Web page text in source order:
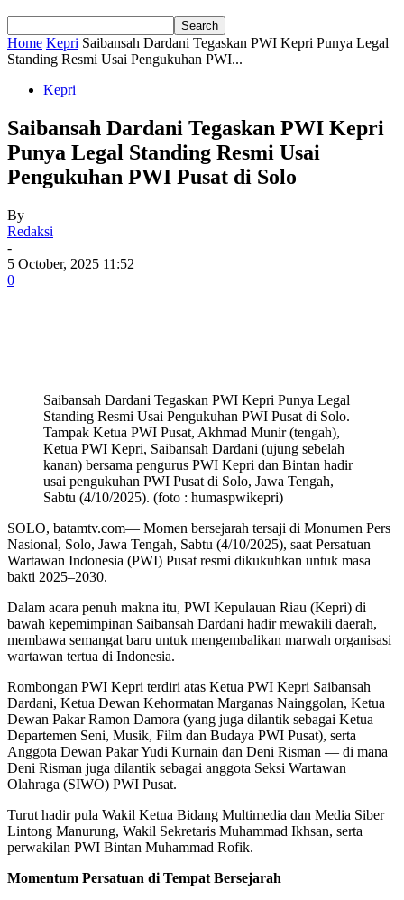
Home Kepri Saibansah Dardani Tegaskan PWI Kepri Punya Legal
Standing Resmi Usai Pengukuhan PWI...
Kepri
Saibansah Dardani Tegaskan PWI Kepri
Punya Legal Standing Resmi Usai
Pengukuhan PWI Pusat di Solo
By
Redaksi
-
5 October, 2025 11:52
0
Saibansah Dardani Tegaskan PWI Kepri Punya Legal
Standing Resmi Usai Pengukuhan PWI Pusat di Solo.
Tampak Ketua PWI Pusat, Akhmad Munir (tengah),
Ketua PWI Kepri, Saibansah Dardani (ujung sebelah
kanan) bersama pengurus PWI Kepri dan Bintan hadir
usai pengukuhan PWI Pusat di Solo, Jawa Tengah,
Sabtu (4/10/2025). (foto : humaspwikepri)
SOLO, batamtv.com— Momen bersejarah tersaji di Monumen Pers
Nasional, Solo, Jawa Tengah, Sabtu (4/10/2025), saat Persatuan
Wartawan Indonesia (PWI) Pusat resmi dikukuhkan untuk masa
bakti 2025–2030.
Dalam acara penuh makna itu, PWI Kepulauan Riau (Kepri) di
bawah kepemimpinan Saibansah Dardani hadir mewakili daerah,
membawa semangat baru untuk mengembalikan marwah organisasi
wartawan tertua di Indonesia.
Rombongan PWI Kepri terdiri atas Ketua PWI Kepri Saibansah
Dardani, Ketua Dewan Kehormatan Marganas Nainggolan, Ketua
Dewan Pakar Ramon Damora (yang juga dilantik sebagai Ketua
Departemen Seni, Musik, Film dan Budaya PWI Pusat), serta
Anggota Dewan Pakar Yudi Kurnain dan Deni Risman — di mana
Deni Risman juga dilantik sebagai anggota Seksi Wartawan
Olahraga (SIWO) PWI Pusat.
Turut hadir pula Wakil Ketua Bidang Multimedia dan Media Siber
Lintong Manurung, Wakil Sekretaris Muhammad Ikhsan, serta
perwakilan PWI Bintan Muhammad Rofik.
Momentum Persatuan di Tempat Bersejarah